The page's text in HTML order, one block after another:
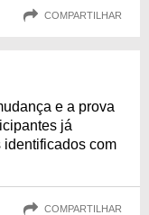
COMPARTILHAR
e a prova
já
identificados com
COMPARTILHAR